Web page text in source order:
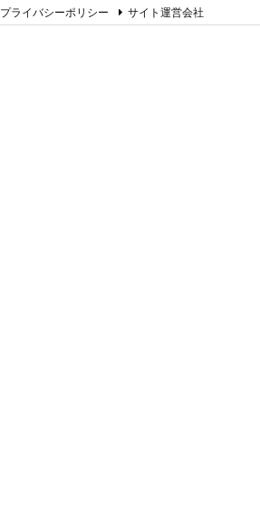
プライバシーポリシー
サイト運営会社